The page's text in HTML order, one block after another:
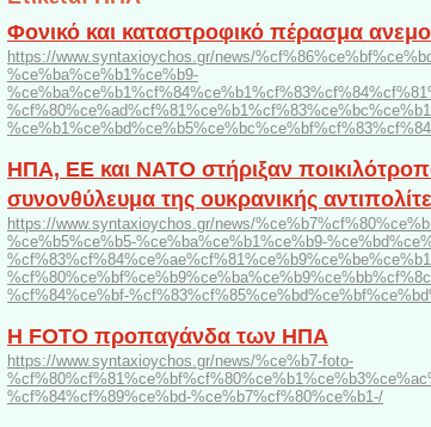
Φονικό και καταστροφικό πέρασμα
https://www.syntaxioychos.gr/news/
%ce%ba%ce%b1%ce%b9-
ΗΠΑ, ΕΕ και ΝΑΤΟ στήριξαν
συνονθύλευμα της ουκρανικής
https://www.syntaxioychos.gr/news/
%ce%b5%ce%b5-%ce%ba%ce%b1%ce%b9-
%cf%84%ce%bf-
Η FOTO προπαγάνδα των ΗΠΑ
https://www.syntaxioychos.gr/news/%ce%b7-foto-
%cf%84%cf%89%ce%bd-%ce%b7%cf%80%ce%b1-/